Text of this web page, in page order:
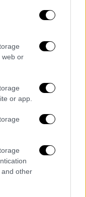
web or
or app.
other
που
έχουν
πυρετό, να
αλλά και στο
έντονα
να
πόνο στην
οποίες
ότι είναι
των
5 ετών.